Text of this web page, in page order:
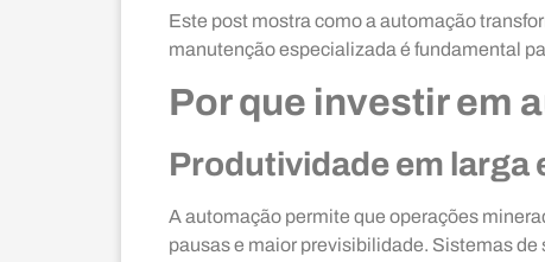
Este post mostra como a automação
manutenção especializada é fundamental
Por que investir em
Produtividade em larga
A automação permite que operações
pausas e maior previsibilidade. Sistemas